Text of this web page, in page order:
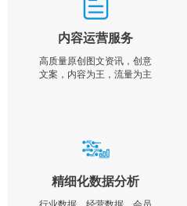
内容运营服务
高质量原创图文资讯，创意
文案，内容为王，流量为主
精细化数据分析